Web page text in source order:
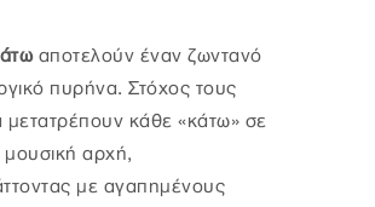
αποτελούν έναν ζωντανό
πυρήνα. Στόχος τους
μετατρέπουν κάθε «κάτω» σε
μουσική αρχή,
με αγαπημένους